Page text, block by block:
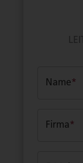
Name*
Firma*